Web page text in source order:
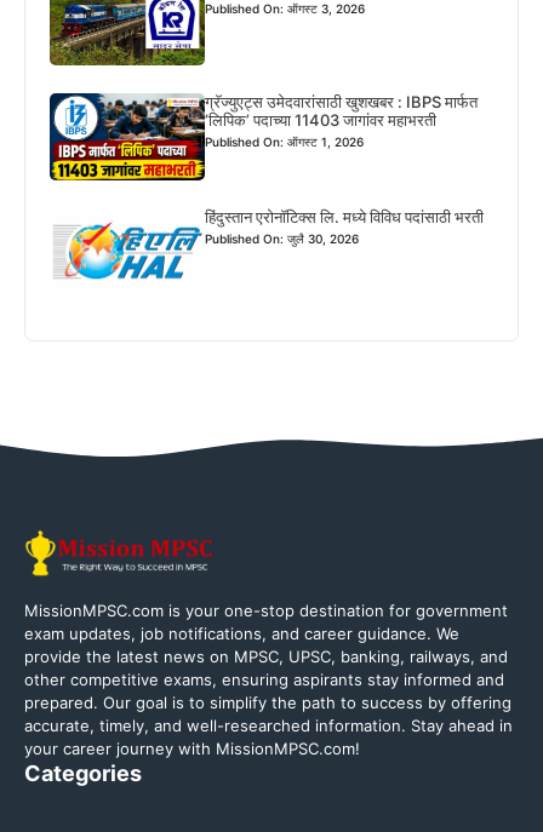
Published On: ऑगस्ट 3, 2026
ग्रॅज्युएट्स उमेदवारांसाठी खुशखबर : IBPS मार्फत
‘लिपिक’ पदाच्या 11403 जागांवर महाभरती
Published On: ऑगस्ट 1, 2026
हिंदुस्तान एरोनॉटिक्स लि. मध्ये विविध पदांसाठी भरती
Published On: जुलै 30, 2026
MissionMPSC.com is your one-stop destination for government
exam updates, job notifications, and career guidance. We
provide the latest news on MPSC, UPSC, banking, railways, and
other competitive exams, ensuring aspirants stay informed and
prepared. Our goal is to simplify the path to success by offering
accurate, timely, and well-researched information. Stay ahead in
your career journey with MissionMPSC.com!
Categories